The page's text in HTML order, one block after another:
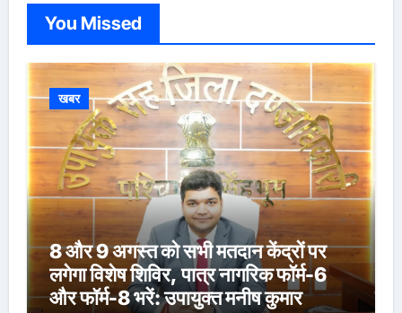
You Missed
खबर
8 और 9 अगस्त को सभी मतदान केंद्रों पर
लगेगा विशेष शिविर, पात्र नागरिक फॉर्म-6
और फॉर्म-8 भरें: उपायुक्त मनीष कुमार